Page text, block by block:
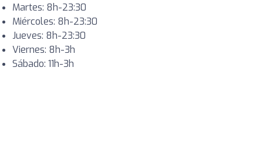
Martes: 8h-23:30
Miércoles: 8h-23:30
Jueves: 8h-23:30
Viernes: 8h-3h
Sábado: 11h-3h